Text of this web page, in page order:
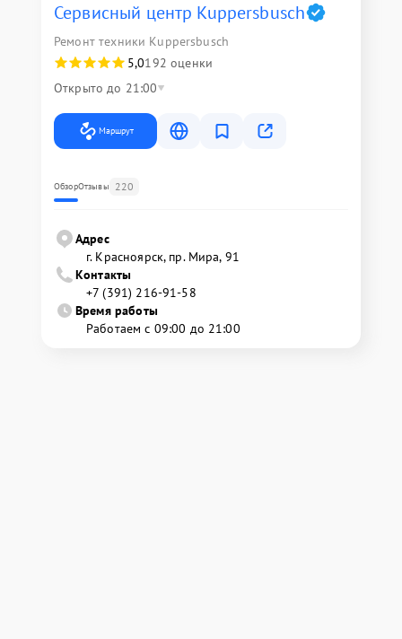
Сервисный центр Kuppersbusch
Ремонт техники Kuppersbusch
5,0192 оценки
Открыто до 21:00
Маршрут
ОбзорОтзывы 220
Адрес
г. Красноярск, ​пр. Мира, 91
Контакты
+7 (391) 216-91-58
Время работы
Работаем с 09:00 до 21:00